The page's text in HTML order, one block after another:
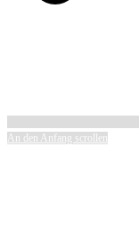
An den Anfang scrollen